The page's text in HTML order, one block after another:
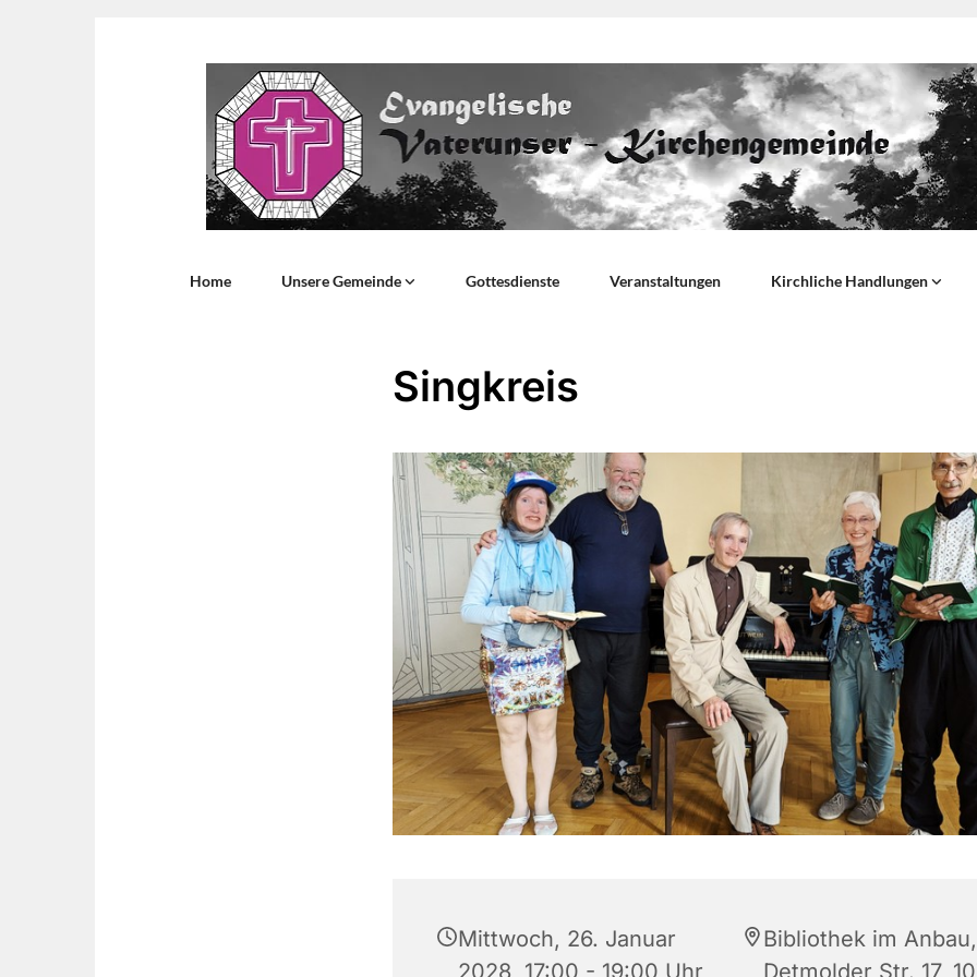
Home Unsere Gemeinde Gottesdienste Veranstaltungen Kirchliche Handlungen
Singkreis
Mittwoch, 26. Januar
Bibliothek im Anbau,